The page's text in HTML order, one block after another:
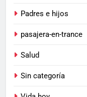
Padres e hijos
pasajera-en-trance
Salud
Sin categoría